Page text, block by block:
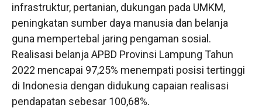
infrastruktur, pertanian, dukungan pada UMKM,
peningkatan sumber daya manusia dan belanja
guna mempertebal jaring pengaman sosial.
Realisasi belanja APBD Provinsi Lampung Tahun
2022 mencapai 97,25% menempati posisi tertinggi
di Indonesia dengan didukung capaian realisasi
pendapatan sebesar 100,68%.